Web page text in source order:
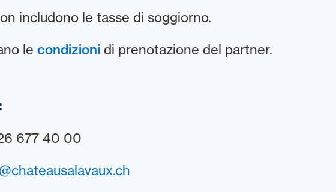
includono le tasse di soggiorno.
le condizioni di prenotazione del partner.
677 40 00